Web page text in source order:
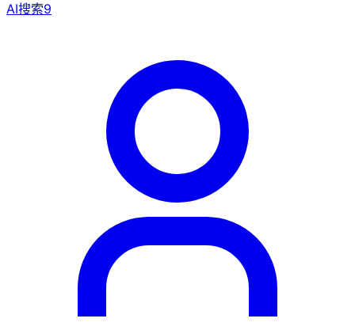
AI搜索9